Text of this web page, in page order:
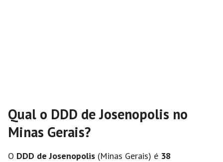
Qual o DDD de Josenopolis no
Minas Gerais?
O DDD de Josenopolis (Minas Gerais) é 38